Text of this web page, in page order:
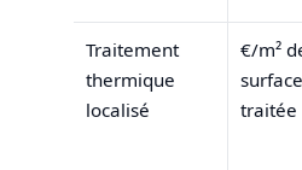
Traitement
thermique
localisé
€/m²
surface
traitée